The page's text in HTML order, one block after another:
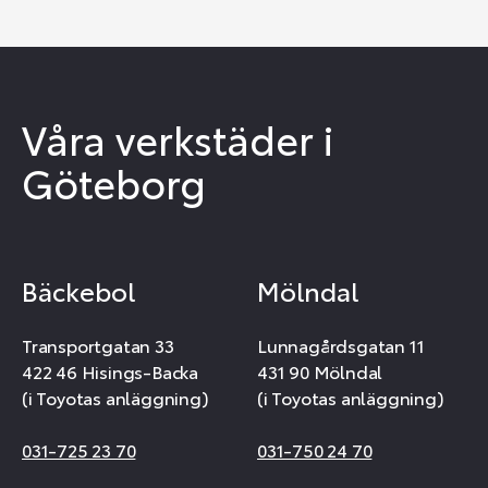
Våra verkstäder i
Göteborg
Bäckebol
Transportgatan 33
422 46 Hisings-Backa
(i Toyotas anläggning)
031-725 23 70
Mölndal
Lunnagårdsgatan 11
431 90 Mölndal
(i Toyotas anläggning)
031-750 24 70